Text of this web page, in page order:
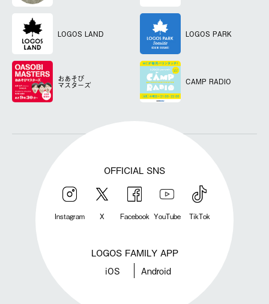
LOGOS LAND LOGOS PARK
おあそび
マスターズ CAMP RADIO
OFFICIAL SNS
Instagram X Facebook YouTube TikTok
LOGOS FAMILY APP
iOS Android